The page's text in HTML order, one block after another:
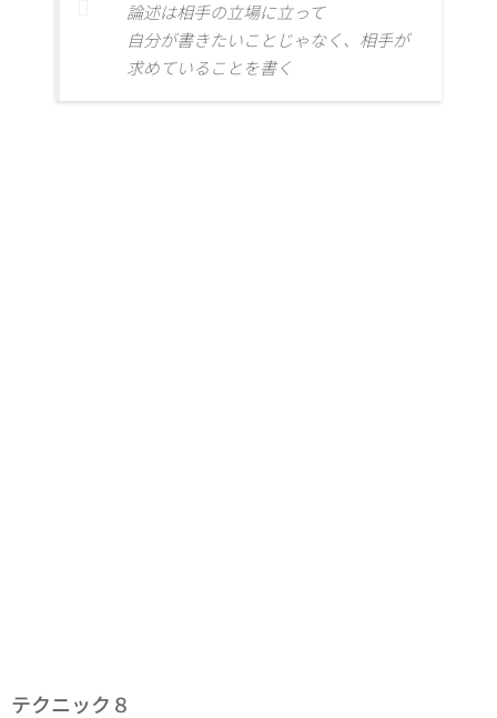
論述は相手の立場に立って
自分が書きたいことじゃなく、相手が
求めていることを書く
テクニック８